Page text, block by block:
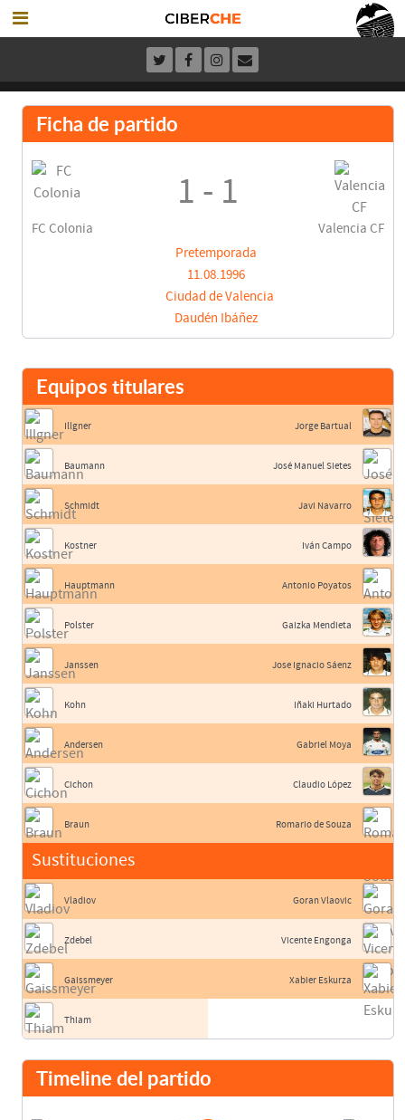
Ficha de partido
FC Colonia
1 - 1
Valencia CF
Pretemporada
11.08.1996
Ciudad de Valencia
Daudén Ibáñez
Equipos titulares
Illgner
Baumann
Schmidt
Kostner
Hauptmann
Polster
Janssen
Kohn
Andersen
Cichon
Braun
Sustituciones
Vladiov
Zdebel
Gaissmeyer
Thiam
Jorge Bartual
José Manuel Sietes
Javi Navarro
Iván Campo
Antonio Poyatos
Gaizka Mendieta
Jose Ignacio Sáenz
Iñaki Hurtado
Gabriel Moya
Claudio López
Romario de Souza
Goran Vlaovic
Vicente Engonga
Xabier Eskurza
Timeline del partido